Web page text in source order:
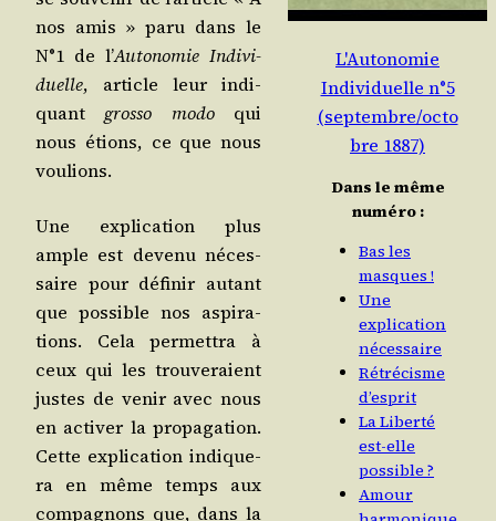
nos amis » paru dans le
N°1 de l’Auto­no­mie Indi­vi­
duelle, article leur indi­
quantgros­so modoqui
nous étions, ce que nous
voulions.
Une expli­ca­tion plus
ample est deve­nu néces­
saire pour défi­nir autant
que pos­sible nos aspi­ra­
tions. Cela per­met­tra à
ceux qui les trou­ve­raient
justes de venir avec nous
en acti­ver la pro­pa­ga­tion.
Cette expli­ca­tion indi­que­
ra en même temps aux
com­pa­gnons que, dans la
L'Autonomie
Individuelle n°5
(septembre/octo
bre 1887)
Dans le même
numéro :
Bas les
masques !
Une
explication
nécessaire
Rétrécisme
d’esprit
La Liberté
est-elle
possible ?
Amour